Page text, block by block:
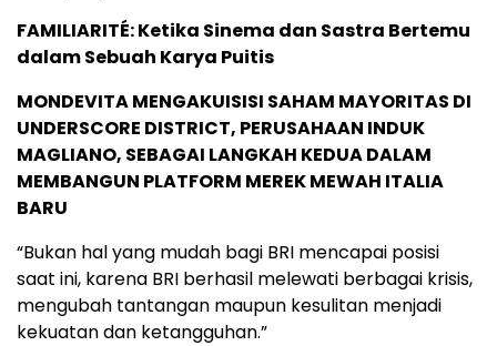
FAMILIARITÉ: Ketika Sinema dan Sastra Bertemu
dalam Sebuah Karya Puitis
MONDEVITA MENGAKUISISI SAHAM MAYORITAS DI
UNDERSCORE DISTRICT, PERUSAHAAN INDUK
MAGLIANO, SEBAGAI LANGKAH KEDUA DALAM
MEMBANGUN PLATFORM MEREK MEWAH ITALIA
BARU
“Bukan hal yang mudah bagi BRI mencapai posisi
saat ini, karena BRI berhasil melewati berbagai krisis,
mengubah tantangan maupun kesulitan menjadi
kekuatan dan ketangguhan.”